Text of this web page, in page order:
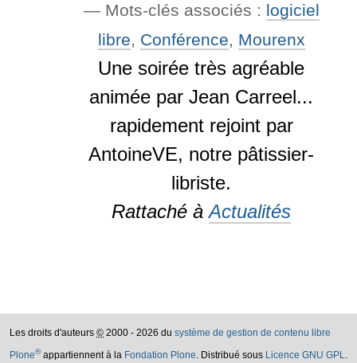
— Mots-clés associés : logiciel
libre, Conférence, Mourenx
Une soirée très agréable
animée par Jean Carreel...
rapidement rejoint par
AntoineVE, notre pâtissier-
libriste.
Rattaché à Actualités
Les droits d'auteurs © 2000 - 2026 du système de gestion de contenu libre
Plone®appartiennent à la Fondation Plone. Distribué sous Licence GNU GPL.